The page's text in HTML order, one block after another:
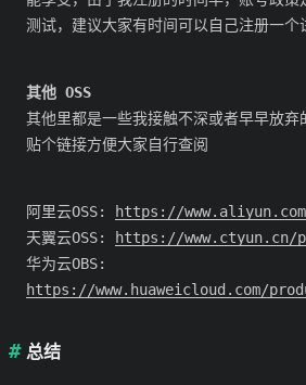
测试，建议大家有时间可以自己注册一个
其他 OSS
其他里都是一些我接触不深或者早早放弃
贴个链接方便大家自行查阅
阿里云OSS:
https://
天翼云OSS:
https://www.ctyun.cn/
华为云OBS:
https://www.huaweicloud.com/
总结